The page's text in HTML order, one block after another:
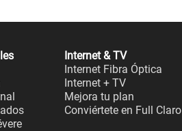
Internet & TV
Internet Fibra Óptica
Internet + TV
Mejora tu plan
Conviértete en Full Claro